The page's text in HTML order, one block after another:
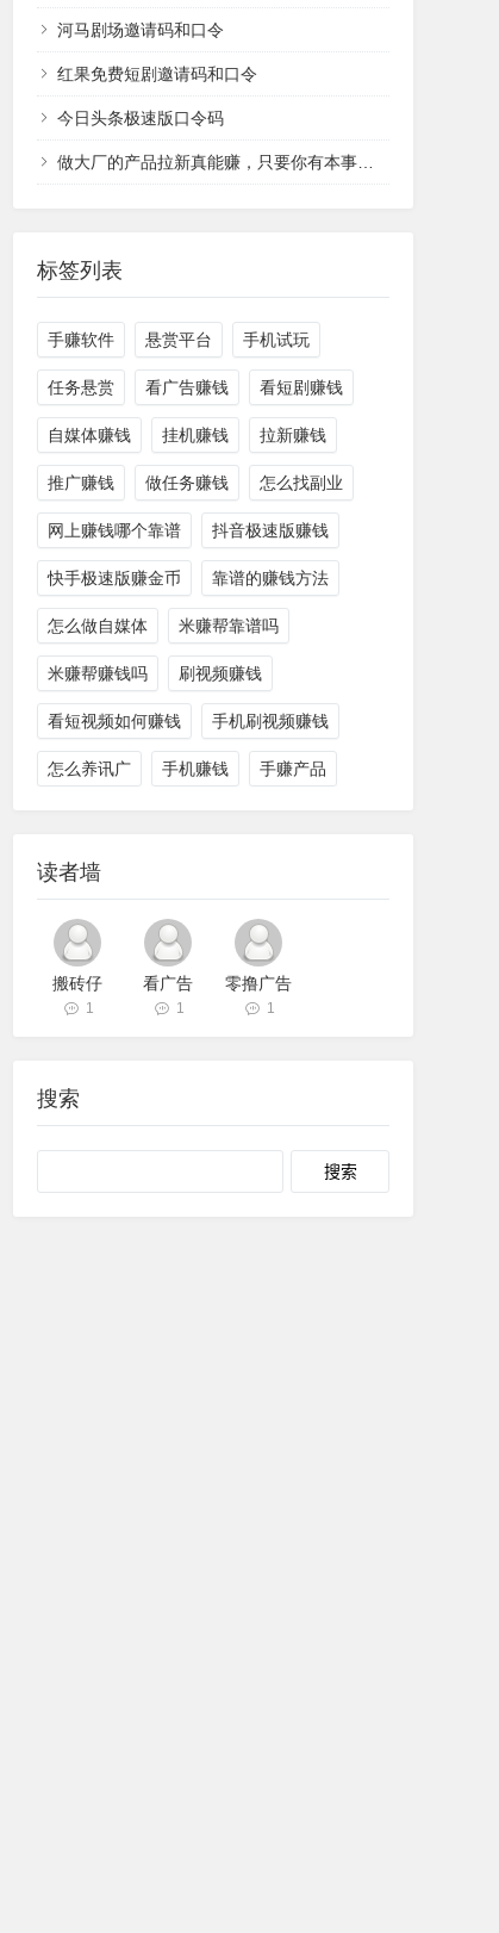
河马剧场邀请码和口令
红果免费短剧邀请码和口令
今日头条极速版口令码
做大厂的产品拉新真能赚，只要你有本事弄到新用户。
标签列表
手赚软件 悬赏平台 手机试玩
任务悬赏 看广告赚钱 看短剧赚钱
自媒体赚钱 挂机赚钱 拉新赚钱
推广赚钱 做任务赚钱 怎么找副业
网上赚钱哪个靠谱 抖音极速版赚钱
快手极速版赚金币 靠谱的赚钱方法
怎么做自媒体 米赚帮靠谱吗
米赚帮赚钱吗 刷视频赚钱
看短视频如何赚钱 手机刷视频赚钱
怎么养讯广 手机赚钱 手赚产品
读者墙
搬砖仔
1
看广告
1
零撸广告
1
搜索
Search